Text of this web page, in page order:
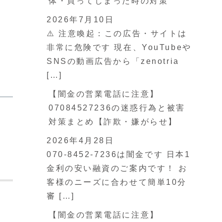
2026年7月10日
⚠️ 注意喚起：この広告・サイトは
非常に危険です 現在、YouTubeや
SNSの動画広告から「zenotria
[…]
【闇金の営業電話に注意】
07084527236の迷惑行為と被害
対策まとめ【詐欺・嫌がらせ】
2026年4月28日
070-8452-7236は闇金です 日本1
金利の安い融資のご案内です！ お
客様のニーズに合わせて簡単10分
審 […]
【闇金の営業電話に注意】